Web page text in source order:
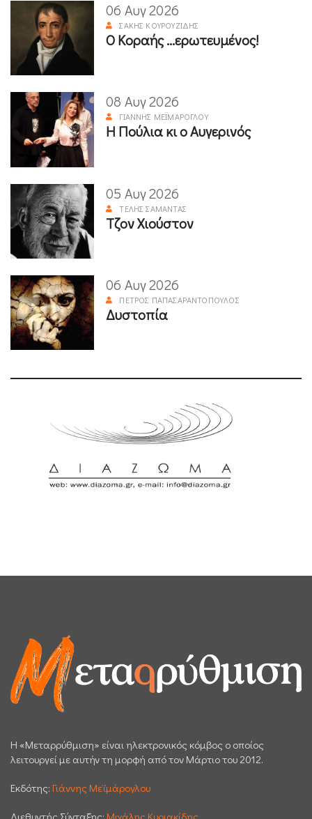
06 Αυγ 2026
ΣΆΚΗΣ ΚΟΥΡΟΥΖΊΔΗΣ
Ο Κοραής ...ερωτευμένος!
08 Αυγ 2026
ΓΙΆΝΝΗΣ ΜΕΪΜΆΡΟΓΛΟΥ
Η Πούλια κι ο Αυγερινός
05 Αυγ 2026
ΤΈΛΗΣ ΣΑΜΑΝΤΆΣ
Τζον Χιούστον
06 Αυγ 2026
ΠΈΤΡΟΣ ΠΑΠΑΣΑΡΑΝΤΌΠΟΥΛΟΣ
Δυστοπία
H «Μεταρρύθμιση» είναι ηλεκτρονικός κόμβος ο οποίος
λειτουργεί με αυτήν τη μορφή από τον Μάρτιο του 2012.
Εκδότης: Γιάννης Μεϊμάρογλου